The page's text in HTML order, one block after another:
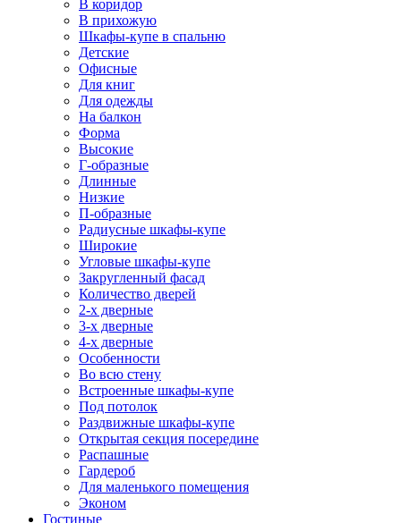
В коридор
В прихожую
Шкафы-купе в спальню
Детские
Офисные
Для книг
Для одежды
На балкон
Форма
Высокие
Г-образные
Длинные
Низкие
П-образные
Радиусные шкафы-купе
Широкие
Угловые шкафы-купе
Закругленный фасад
Количество дверей
2-х дверные
3-х дверные
4-х дверные
Особенности
Во всю стену
Встроенные шкафы-купе
Под потолок
Раздвижные шкафы-купе
Открытая секция посередине
Распашные
Гардероб
Для маленького помещения
Эконом
Гостиные